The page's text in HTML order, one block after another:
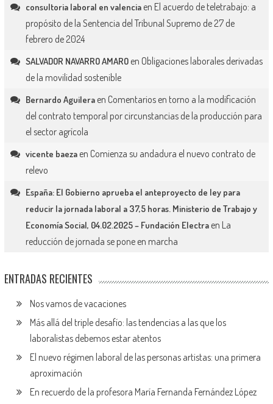
consultoria laboral en valenciaen El acuerdo de teletrabajo: a
propósito de la Sentencia del Tribunal Supremo de 27 de
febrero de 2024
SALVADOR NAVARRO AMAROen Obligaciones laborales derivadas
de la movilidad sostenible
Bernardo Aguileraen Comentarios en torno a la modificación
del contrato temporal por circunstancias de la producción para
el sector agrícola
vicente baezaen Comienza su andadura el nuevo contrato de
relevo
España: El Gobierno aprueba el anteproyecto de ley para
reducir la jornada laboral a 37,5 horas. Ministerio de Trabajo y
Economía Social, 04.02.2025 – Fundación Electraen La
reducción de jornada se pone en marcha
ENTRADAS RECIENTES
Nos vamos de vacaciones
Más allá del triple desafío: las tendencias a las que los
laboralistas debemos estar atentos
El nuevo régimen laboral de las personas artistas: una primera
aproximación
En recuerdo de la profesora María Fernanda Fernández López